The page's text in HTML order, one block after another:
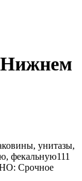
Нижнем
унитазы,
фекальную111